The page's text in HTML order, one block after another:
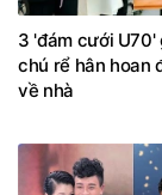
3 'đám cưới U70'
chú rể hân hoan
về nhà